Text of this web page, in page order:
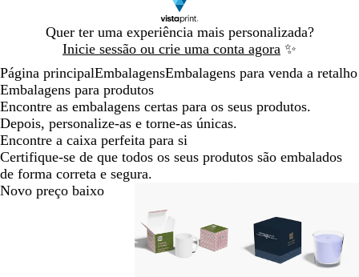
Quer ter uma experiência mais personalizada?
Inicie sessão ou crie uma conta agora ✨
Diapositivo
1
Página principalEmbalagensEmbalagens para venda a retalho
Embalagens para produtos
Encontre as embalagens certas para os seus produtos.
Depois, personalize-as e torne-as únicas.
Encontre a caixa perfeita para si
Certifique-se de que todos os seus produtos são embalados
de forma correta e segura.
Novo preço baixo
Diapositivos